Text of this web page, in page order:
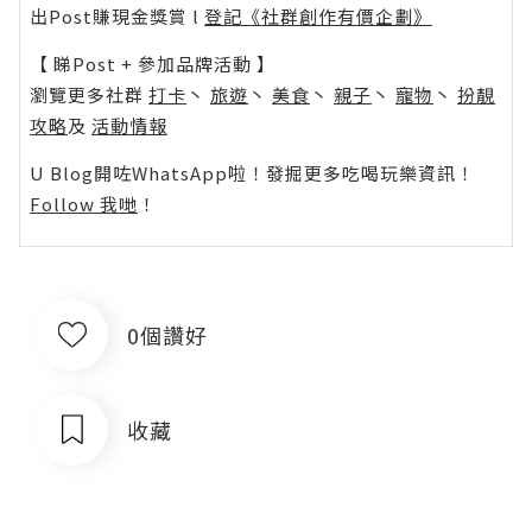
出Post賺現金獎賞 l 登記《社群創作有價企劃》
【 睇Post + 參加品牌活動 】
瀏覽更多社群 打卡 丶 旅遊 丶 美食 丶 親子 丶 寵物 丶 扮靚
攻略及 活動情報
U Blog開咗WhatsApp啦！發掘更多吃喝玩樂資訊！
Follow 我哋 ！
0個讚好
收藏